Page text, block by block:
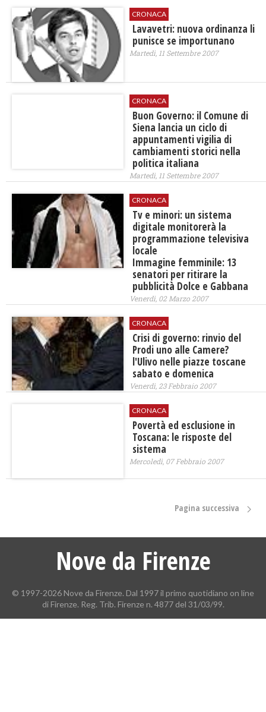
CRONACA
Lavavetri: nuova ordinanza li
punisce se importunano
Martedì, 11 Settembre 2007
CRONACA
Buon Governo: il Comune di
Siena lancia un ciclo di
appuntamenti vigilia di
cambiamenti storici nella
politica italiana
Martedì, 11 Settembre 2007
CRONACA
Tv e minori: un sistema
digitale monitorerà la
programmazione televisiva
locale
Immagine femminile: 13
senatori per ritirare la
pubblicità Dolce e Gabbana
Venerdì, 02 Marzo 2007
CRONACA
Crisi di governo: rinvio del
Prodi uno alle Camere?
l'Ulivo nelle piazze toscane
sabato e domenica
Venerdì, 23 Febbraio 2007
CRONACA
Povertà ed esclusione in
Toscana: le risposte del
sistema
Mercoledì, 07 Febbraio 2007
Pagina successiva
Nove da Firenze
© 1997-2026 Nove da Firenze. Dal 1997 il primo quotidiano on line
di Firenze. Reg. Trib. Firenze n. 4877 del 31/03/99.